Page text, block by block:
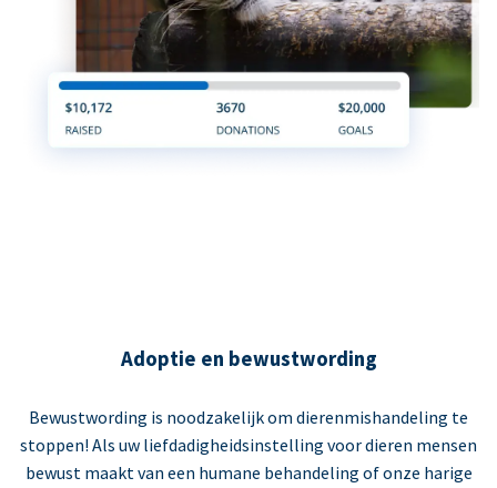
Adoptie en bewustwording
Bewustwording is noodzakelijk om dierenmishandeling te
stoppen! Als uw liefdadigheidsinstelling voor dieren mensen
bewust maakt van een humane behandeling of onze harige